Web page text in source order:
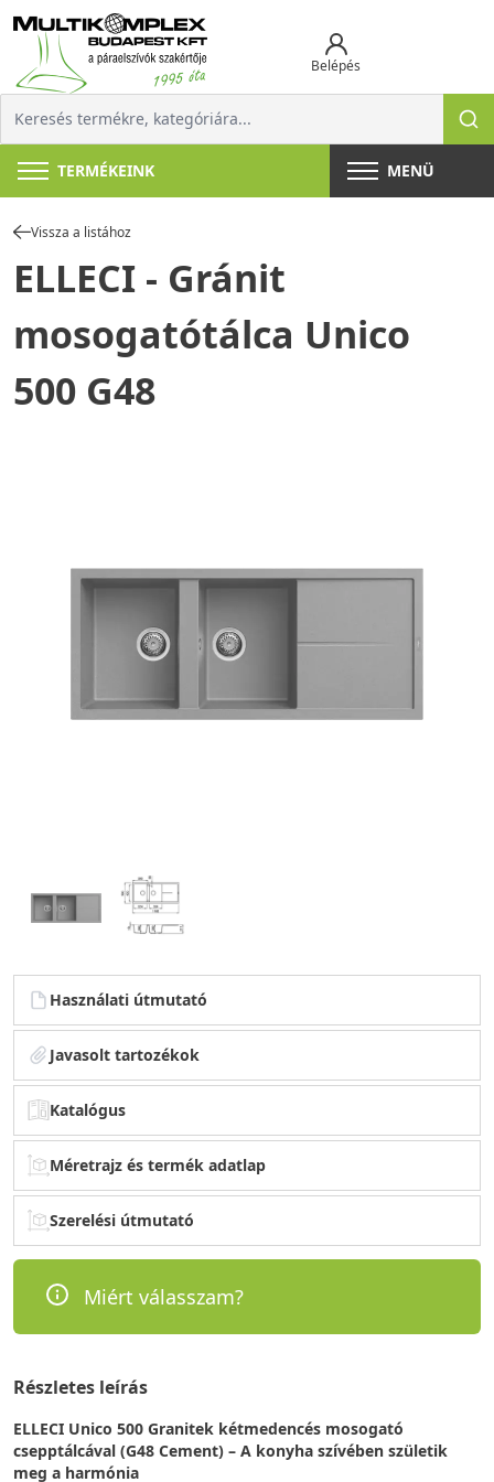
Belépés
TERMÉKEINK MENÜ
Vissza a listához
ELLECI - Gránit
mosogatótálca Unico
500 G48
Használati útmutató
Javasolt tartozékok
Katalógus
Méretrajz és termék adatlap
Szerelési útmutató
Miért válasszam?
Részletes leírás
ELLECI Unico 500 Granitek kétmedencés mosogató
csepptálcával (G48 Cement) – A konyha szívében születik
meg a harmónia